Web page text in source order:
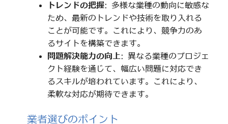
トレンドの把握: 多様な業種の動向に敏感な
ため、最新のトレンドや技術を取り入れる
ことが可能です。これにより、競争力のあ
るサイトを構築できます。
問題解決能力の向上: 異なる業種のプロジェ
クト経験を通じて、幅広い問題に対応でき
るスキルが培われています。これにより、
柔軟な対応が期待できます。
業者選びのポイント